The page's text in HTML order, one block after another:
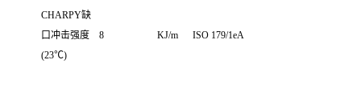
CHARPY缺
口冲击强度
(23℃)
8 KJ/m ISO 179/1eA